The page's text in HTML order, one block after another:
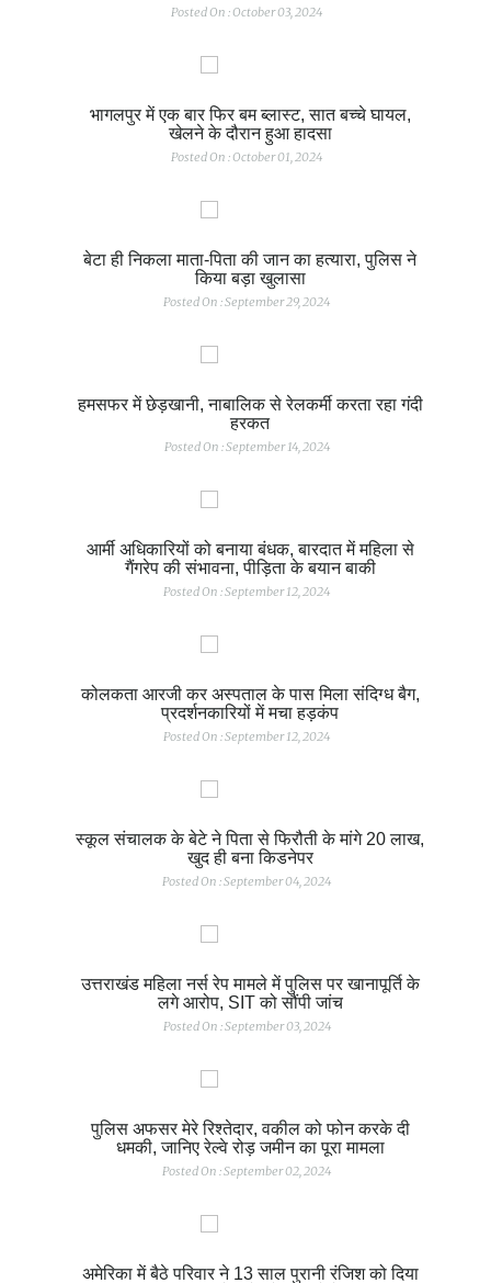
Posted On : October 03, 2024
भागलपुर में एक बार फिर बम ब्लास्ट, सात बच्चे घायल,
खेलने के दौरान हुआ हादसा
Posted On : October 01, 2024
बेटा ही निकला माता-पिता की जान का हत्यारा, पुलिस ने
किया बड़ा खुलासा
Posted On : September 29, 2024
हमसफर में छेड़खानी, नाबालिक से रेलकर्मी करता रहा गंदी
हरकत
Posted On : September 14, 2024
आर्मी अधिकारियों को बनाया बंधक, बारदात में महिला से
गैंगरेप की संभावना, पीड़िता के बयान बाकी
Posted On : September 12, 2024
कोलकता आरजी कर अस्पताल के पास मिला संदिग्ध बैग,
प्रदर्शनकारियों में मचा हड़कंप
Posted On : September 12, 2024
स्कूल संचालक के बेटे ने पिता से फिरौती के मांगे 20 लाख,
खुद ही बना किडनेपर
Posted On : September 04, 2024
उत्तराखंड महिला नर्स रेप मामले में पुलिस पर खानापूर्ति के
लगे आरोप, SIT को सौंपी जांच
Posted On : September 03, 2024
पुलिस अफसर मेरे रिश्तेदार, वकील को फोन करके दी
धमकी, जानिए रेल्वे रोड़ जमीन का पूरा मामला
Posted On : September 02, 2024
अमेरिका में बैठे परिवार ने 13 साल पुरानी रंजिश को दिया